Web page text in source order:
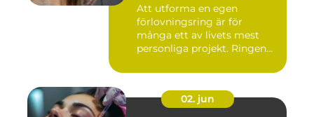
Att utforma en egen
förlovningsring är för
många ett av livets mest
personliga projekt. Ringen
02. jun